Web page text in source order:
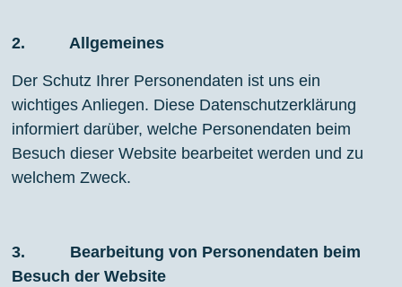
2. Allgemeines
Der Schutz Ihrer Personendaten ist uns ein
wichtiges Anliegen. Diese Datenschutzerklärung
informiert darüber, welche Personendaten beim
Besuch dieser Website bearbeitet werden und zu
welchem Zweck.
3. Bearbeitung von Personendaten beim
Besuch der Website